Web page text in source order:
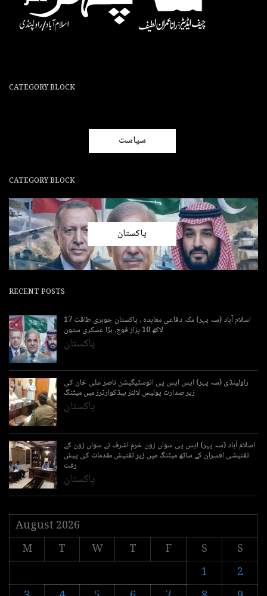
CATEGORY BLOCK
سیاست
CATEGORY BLOCK
پاکستان
RECENT POSTS
اسلام آباد (سہ پہر) مکہ دفاعی معاہدہ , پاکستان جوہری طاقت 17
لاکھ 10 ہزار فوج, بڑا عسکری ستون
پاکستان
راولپنڈی (سہ پہر) ایس ایس پی انوسٹیگیشن ناصر علی خان کی
زیر صدارت پولیس لائنز ہیڈکوارٹرز میں میٹنگ
پاکستان
اسلام آباد (سہ پہر) ایس پی سواں زون خرم اشرف نے سواں زون کے
تفتیشی افسران کے ساتھ میٹنگ میں زیرِ تفتیش مقدمات کی پیش
رفت
پاکستان
August 2026
M
T W T F S
S
1
2